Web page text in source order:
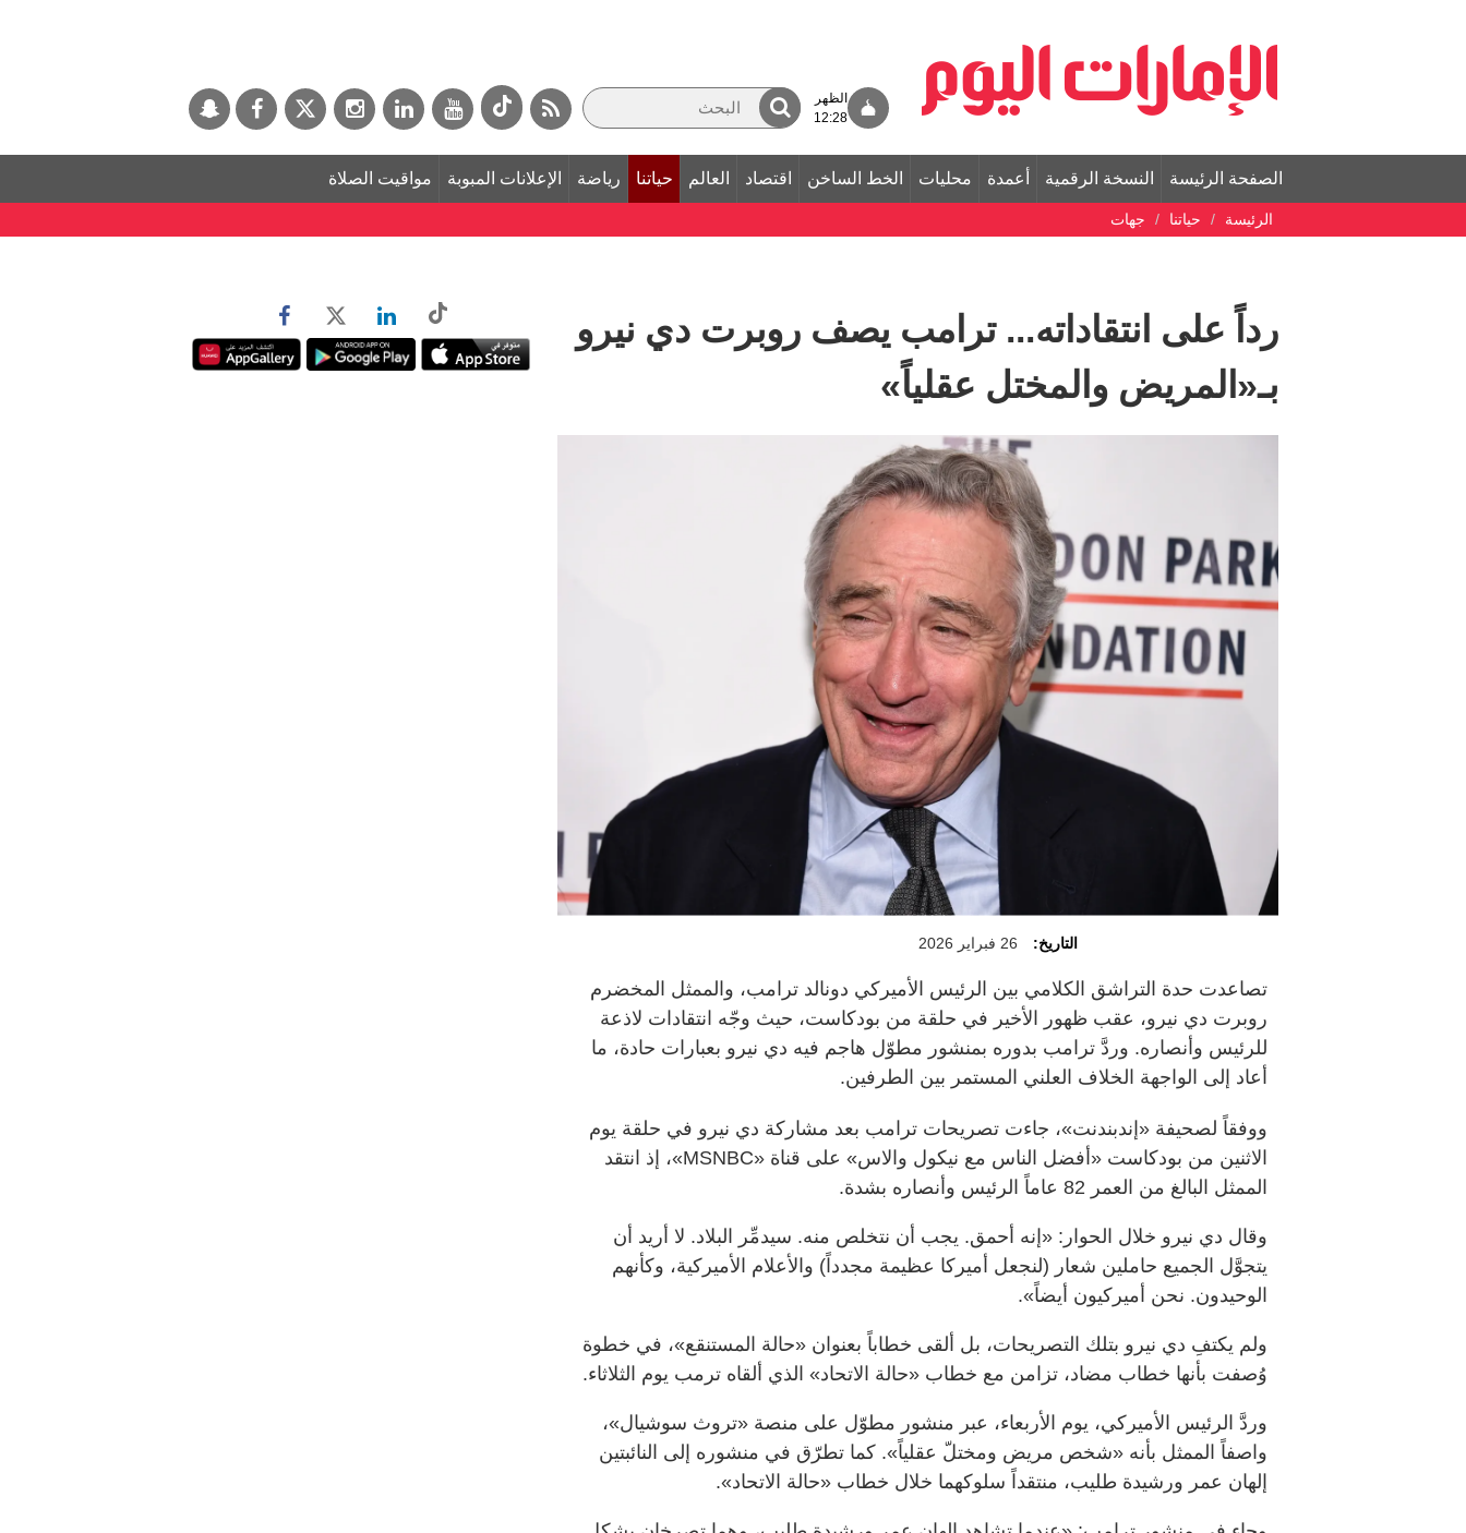
الظهر
12:28
الصفحة الرئيسة النسخة الرقمية أعمدة محليات الخط الساخن اقتصاد العالم حياتنا رياضة الإعلانات المبوبة مواقيت الصلاة
الرئيسة حياتنا جهات
رداً على انتقاداته... ترامب يصف روبرت دي نيرو
بـ«المريض والمختل عقلياً»
التاريخ: 26 فبراير 2026
تصاعدت حدة التراشق الكلامي بين الرئيس الأميركي دونالد ترامب، والممثل المخضرم
روبرت دي نيرو، عقب ظهور الأخير في حلقة من بودكاست، حيث وجّه انتقادات لاذعة
للرئيس وأنصاره. وردَّ ترامب بدوره بمنشور مطوّل هاجم فيه دي نيرو بعبارات حادة، ما
أعاد إلى الواجهة الخلاف العلني المستمر بين الطرفين.
ووفقاً لصحيفة «إندبندنت»، جاءت تصريحات ترامب بعد مشاركة دي نيرو في حلقة يوم
الاثنين من بودكاست «أفضل الناس مع نيكول والاس» على قناة «MSNBC»، إذ انتقد
الممثل البالغ من العمر 82 عاماً الرئيس وأنصاره بشدة.
وقال دي نيرو خلال الحوار: «إنه أحمق. يجب أن نتخلص منه. سيدمِّر البلاد. لا أريد أن
يتجوَّل الجميع حاملين شعار (لنجعل أميركا عظيمة مجدداً) والأعلام الأميركية، وكأنهم
الوحيدون. نحن أميركيون أيضاً».
ولم يكتفِ دي نيرو بتلك التصريحات، بل ألقى خطاباً بعنوان «حالة المستنقع»، في خطوة
وُصفت بأنها خطاب مضاد، تزامن مع خطاب «حالة الاتحاد» الذي ألقاه ترمب يوم الثلاثاء.
وردَّ الرئيس الأميركي، يوم الأربعاء، عبر منشور مطوّل على منصة «تروث سوشيال»،
واصفاً الممثل بأنه «شخص مريض ومختلّ عقلياً». كما تطرّق في منشوره إلى النائبتين
إلهان عمر ورشيدة طليب، منتقداً سلوكهما خلال خطاب «حالة الاتحاد».